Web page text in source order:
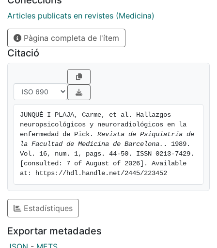
Articles publicats en revistes (Medicina)
Pàgina completa de l'ítem
Citació
JUNQUÉ I PLAJA, Carme, et al. Hallazgos
neuropsicológicos y neuroradiológicos en la
enfermedad de Pick. Revista de Psiquiatría de
la Facultad de Medicina de Barcelona. . 1989.
Vol. 16, num. 1, pags. 44-50. ISSN 0213-7429.
[consulted: 7 of August of 2026]. Available
at: https://hdl.handle.net/2445/223452
Estadístiques
Exportar metadades